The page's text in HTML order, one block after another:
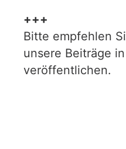
+++
Bitte empfehlen
unsere Beiträge
veröffentlichen.